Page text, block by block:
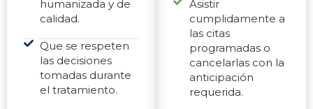
humanizada y de
calidad.
Que se respeten
las decisiones
tomadas durante
el tratamiento.
Asistir
cumplidamente a
las citas
programadas o
cancelarlas con la
anticipación
requerida.